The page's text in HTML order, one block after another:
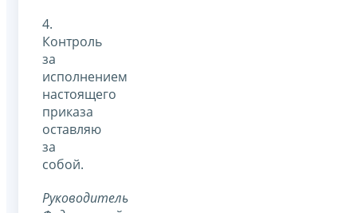
4.
Контроль
за
исполнением
настоящего
приказа
оставляю
за
собой.
Руководитель